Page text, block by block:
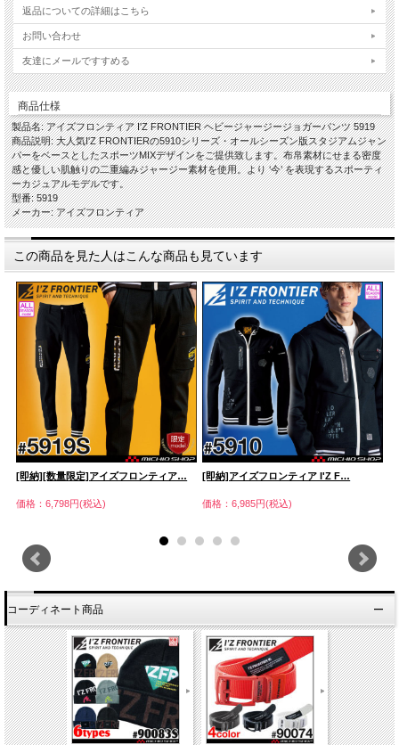
返品についての詳細はこちら
お問い合わせ
友達にメールですすめる
商品仕様
製品名: アイズフロンティア I'Z FRONTIER ヘビージャージージョガーパンツ 5919
商品説明: 大人気I'Z FRONTIERの5910シリーズ・オールシーズン版スタジアムジャン
パーをベースとしたスポーツMIXデザインをご提供致します。布帛素材にせまる密度
感と優しい肌触りの二重編みジャージー素材を使用。より ‘今’ を表現するスポーティ
ーカジュアルモデルです。
型番: 5919
メーカー: アイズフロンティア
この商品を見た人はこんな商品も見ています
[即納][数量限定]アイズフロンティア…
価格：6,798円(税込)
[即納]アイズフロンティア I'Z F…
価格：6,985円(税込)
コーディネート商品